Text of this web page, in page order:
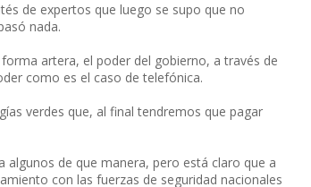
de expertos que luego se supo que no
nada.
artera, el poder del gobierno, a través de
como es el caso de telefónica.
verdes que, al final tendremos que pagar
algunos de que manera, pero está claro que a
con las fuerzas de seguridad nacionales